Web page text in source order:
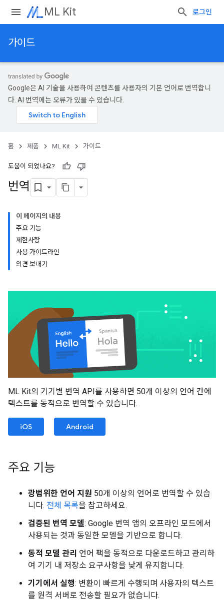
ML Kit 로그인
가이드
Google은 AI 기술을 사용하여 콘텐츠를 사용자의 기본 언어로 번역합니
다. AI 번역에는 오류가 있을 수 있습니다.
홈 제품 ML Kit 가이드
도움이 되었나요?
번역
이 페이지의 내용
주요 기능
제한사항
사용 가이드라인
의견 보내기
ML Kit의 기기별 번역 API를 사용하면 50개 이상의 언어 간에
텍스트를 동적으로 번역할 수 있습니다.
iOS Android
주요 기능
광범위한 언어 지원 50개 이상의 언어로 번역할 수 있습
니다. 전체 목록을 참고하세요.
검증된 번역 모델: Google 번역 앱의 오프라인 모드에서
사용되는 것과 동일한 모델을 기반으로 합니다.
동적 모델 관리 언어 팩을 동적으로 다운로드하고 관리하
여 기기 내 저장소 요구사항을 낮게 유지합니다.
기기에서 실행: 변환이 빠르게 수행되며 사용자의 텍스트
를 원격 서버로 전송할 필요가 없습니다.